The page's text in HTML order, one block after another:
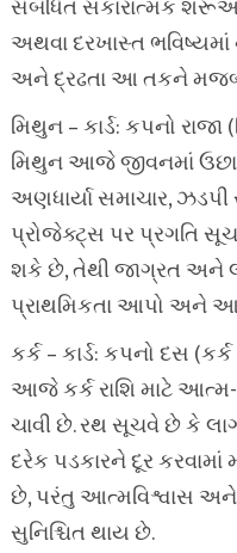
સંબંધિત સકારાત્મક
અથવા દરખાસ્ત
અને દ્રઢતા આ તકને
મિથુન – કાર્ડ: કપનો
મિથુન આજે જીવનમાં
અણધાર્યા સમાચાર,
પ્રોજેક્ટ્સ પર પ્રગતિ
શકે છે, તેથી જાગ્રત અને
પ્રાથમિકતા આપો અને
કર્ક – કાર્ડ: કપનો દસ
આજે કર્ક રાશિ માટે
ચાવી છે. રથ સૂચવે છે કે
દરેક પડકારને દૂર
છે, પરંતુ આત્મવિશ્વાસ
સુનિશ્ચિત થાય છે.